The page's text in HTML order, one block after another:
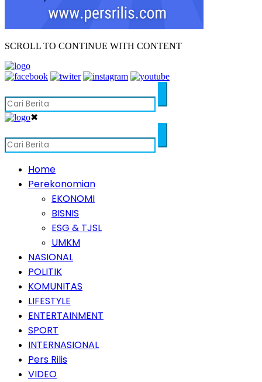
SCROLL TO CONTINUE WITH CONTENT
✖
Home
Perekonomian
EKONOMI
BISNIS
ESG & TJSL
UMKM
NASIONAL
POLITIK
KOMUNITAS
LIFESTYLE
ENTERTAINMENT
SPORT
INTERNASIONAL
Pers Rilis
VIDEO